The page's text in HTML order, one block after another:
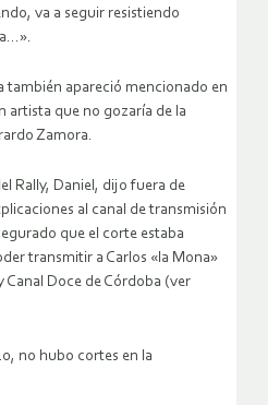
va a seguir resistiendo
también apareció mencionado en
artista que no gozaría de la
Zamora.
Rally, Daniel, dijo fuera de
al canal de transmisión
que el corte estaba
transmitir a Carlos «la Mona»
Doce de Córdoba (ver
no hubo cortes en la